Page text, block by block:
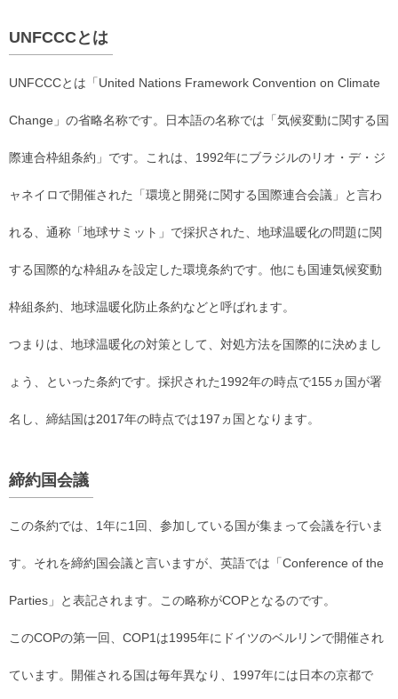
UNFCCCとは
UNFCCCとは「United Nations Framework Convention on Climate
Change」の省略名称です。日本語の名称では「気候変動に関する国
際連合枠組条約」です。これは、1992年にブラジルのリオ・デ・ジ
ャネイロで開催された「環境と開発に関する国際連合会議」と言わ
れる、通称「地球サミット」で採択された、地球温暖化の問題に関
する国際的な枠組みを設定した環境条約です。他にも国連気候変動
枠組条約、地球温暖化防止条約などと呼ばれます。
つまりは、地球温暖化の対策として、対処方法を国際的に決めまし
ょう、といった条約です。採択された1992年の時点で155ヵ国が署
名し、締結国は2017年の時点では197ヵ国となります。
締約国会議
この条約では、1年に1回、参加している国が集まって会議を行いま
す。それを締約国会議と言いますが、英語では「Conference of the
Parties」と表記されます。この略称がCOPとなるのです。
このCOPの第一回、COP1は1995年にドイツのベルリンで開催され
ています。開催される国は毎年異なり、1997年には日本の京都で